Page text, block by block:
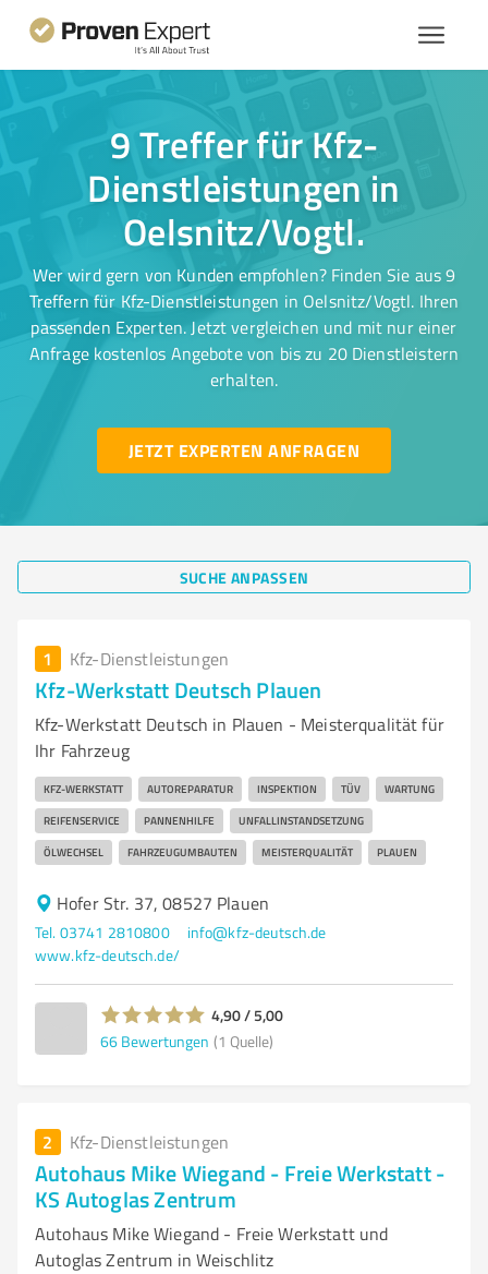
9 Treffer für Kfz-
Dienstleistungen in
Oelsnitz/Vogtl.
Wer wird gern von Kunden empfohlen? Finden Sie aus 9
Treffern für Kfz-Dienstleistungen in Oelsnitz/Vogtl. Ihren
passenden Experten. Jetzt vergleichen und mit nur einer
Anfrage kostenlos Angebote von bis zu 20 Dienstleistern
erhalten.
JETZT EXPERTEN ANFRAGEN
SUCHE ANPASSEN
1 Kfz-Dienstleistungen
Kfz-Werkstatt Deutsch Plauen
Kfz-Werkstatt Deutsch in Plauen - Meisterqualität für
Ihr Fahrzeug
KFZ-WERKSTATT AUTOREPARATUR INSPEKTION TÜV WARTUNG
REIFENSERVICE PANNENHILFE UNFALLINSTANDSETZUNG
ÖLWECHSEL FAHRZEUGUMBAUTEN MEISTERQUALITÄT PLAUEN
Hofer Str. 37, 08527 Plauen
Tel. 03741 2810800
info@kfz-deutsch.de
www.kfz-deutsch.de/
4,90 / 5,00
66 Bewertungen (1 Quelle)
2 Kfz-Dienstleistungen
Autohaus Mike Wiegand - Freie Werkstatt -
KS Autoglas Zentrum
Autohaus Mike Wiegand - Freie Werkstatt und
Autoglas Zentrum in Weischlitz